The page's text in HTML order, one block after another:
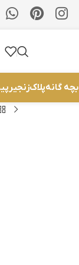
بچه گانهپلاکزنجیر